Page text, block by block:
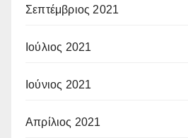
Σεπτέμβριος 2021
Ιούλιος 2021
Ιούνιος 2021
Απρίλιος 2021